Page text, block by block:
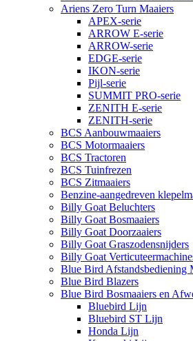
Ariens Zero Turn Maaiers
APEX-serie
ARROW E-serie
ARROW-serie
EDGE-serie
IKON-serie
Pijl-serie
SUMMIT PRO-serie
ZENITH E-serie
ZENITH-serie
BCS Aanbouwmaaiers
BCS Motormaaiers
BCS Tractoren
BCS Tuinfrezen
BCS Zitmaaiers
Benzine-aangedreven
Billy Goat Beluchters
Billy Goat Bosmaaiers
Billy Goat Doorzaaiers
Billy Goat Graszodensnijders
Billy Goat
Blue Bird Afstandsbediening
Blue Bird Blazers
Blue Bird Bosmaaiers en
Bluebird Lijn
Bluebird ST Lijn
Honda Lijn